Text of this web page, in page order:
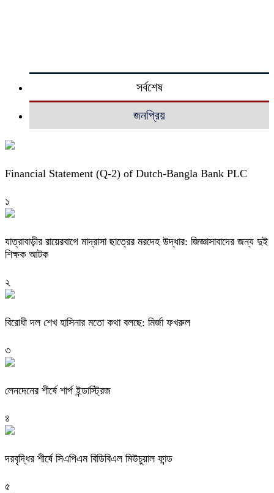
সর্বশেষ
জনপ্রিয়
Financial Statement (Q-2) of Dutch-Bangla Bank PLC
১
যাত্রাবাড়ীর রায়েরবাগে মাদ্রাসা ছাত্রের মরদেহ উদ্ধার: জিজ্ঞাসাবাদের জন্য দুই
শিক্ষক আটক
২
বিরোধী দল শেখ হাসিনার মতো কথা বলছে: মির্জা ফখরুল
৩
লেনদেনের শীর্ষে শার্প ইন্ডাস্ট্রিজ
৪
দরবৃদ্ধির শীর্ষে সিএপিএম বিডিবিএল মিউচুয়াল ফান্ড
৫